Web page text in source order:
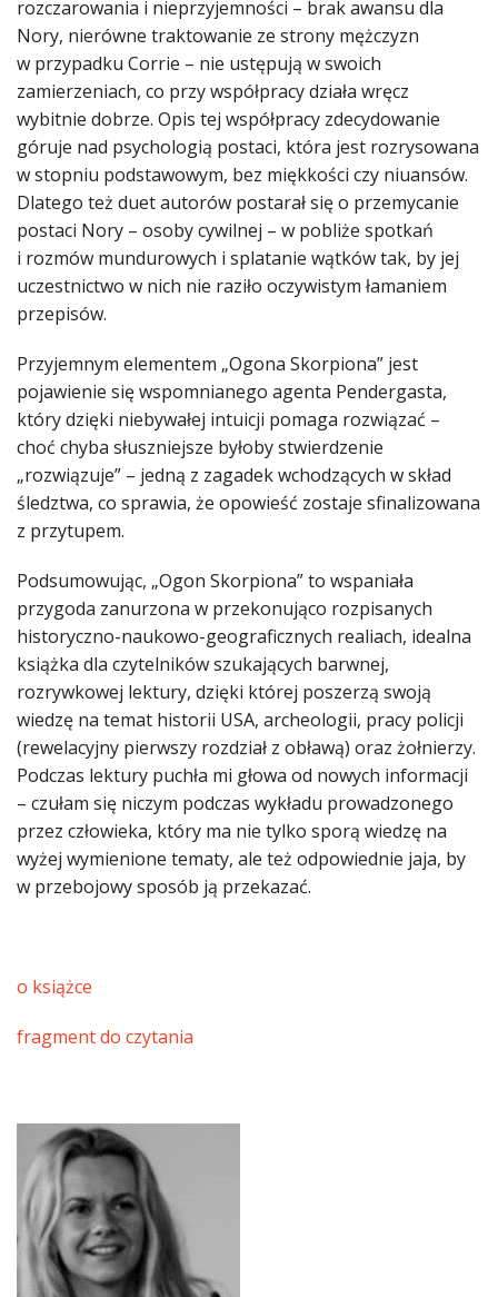
rozczarowania i nieprzyjemności ­– brak awansu dla
Nory, nierówne traktowanie ze strony mężczyzn
w przypadku Corrie – nie ustępują w swoich
zamierzeniach, co przy współpracy działa wręcz
wybitnie dobrze. Opis tej współpracy zdecydowanie
góruje nad psychologią postaci, która jest rozrysowana
w stopniu podstawowym, bez miękkości czy niuansów.
Dlatego też duet autorów postarał się o przemycanie
postaci Nory – osoby cywilnej – w pobliże spotkań
i rozmów mundurowych i splatanie wątków tak, by jej
uczestnictwo w nich nie raziło oczywistym łamaniem
przepisów.
Przyjemnym elementem „Ogona Skorpiona” jest
pojawienie się wspomnianego agenta Pendergasta,
który dzięki niebywałej intuicji pomaga rozwiązać –
choć chyba słuszniejsze byłoby stwierdzenie
„rozwiązuje” – jedną z zagadek wchodzących w skład
śledztwa, co sprawia, że opowieść zostaje sfinalizowana
z przytupem.
Podsumowując, „Ogon Skorpiona” to wspaniała
przygoda zanurzona w przekonująco rozpisanych
historyczno-naukowo-geograficznych realiach, idealna
książka dla czytelników szukających barwnej,
rozrywkowej lektury, dzięki której poszerzą swoją
wiedzę na temat historii USA, archeologii, pracy policji
(rewelacyjny pierwszy rozdział z obławą) oraz żołnierzy.
Podczas lektury puchła mi głowa od nowych informacji
­– czułam się niczym podczas wykładu prowadzonego
przez człowieka, który ma nie tylko sporą wiedzę na
wyżej wymienione tematy, ale też odpowiednie jaja, by
w przebojowy sposób ją przekazać.
o książce
fragment do czytania